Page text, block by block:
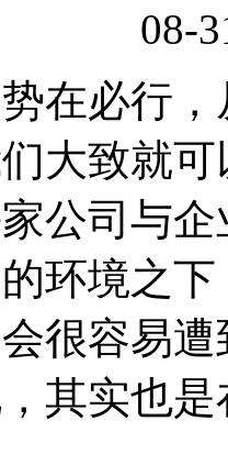
08-
在必行
大致就
公司与
环境之
很容易
其实也